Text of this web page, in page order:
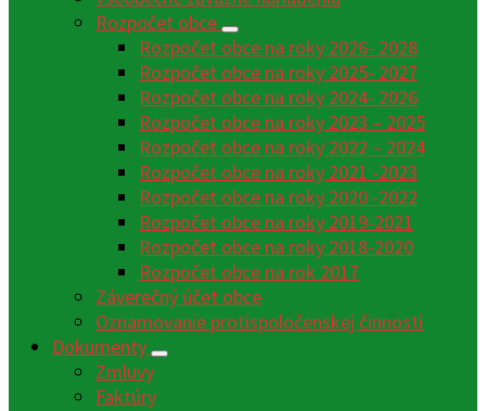
Rozpočet obce
Rozpočet obce na roky 2026- 2028
Rozpočet obce na roky 2025- 2027
Rozpočet obce na roky 2024- 2026
Rozpočet obce na roky 2023 – 2025
Rozpočet obce na roky 2022 – 2024
Rozpočet obce na roky 2021 -2023
Rozpočet obce na roky 2020 -2022
Rozpočet obce na roky 2019-2021
Rozpočet obce na roky 2018-2020
Rozpočet obce na rok 2017
Záverečný účet obce
Oznamovanie protispoločenskej činnosti
Dokumenty
Zmluvy
Faktúry